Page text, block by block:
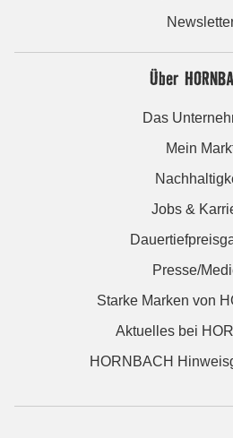
Über
Das
Mein
Jobs &
Presse/
Starke Marken von
Aktuelles bei
HORNBACH